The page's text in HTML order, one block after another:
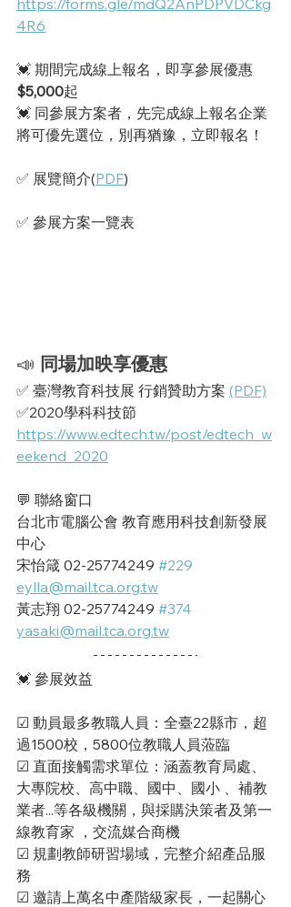
https://forms.gle/mdQ2AnPDPVDCkg
4R6
💓 期間完成線上報名，即享參展優惠
$5,000起
💓 同參展方案者，先完成線上報名企業
將可優先選位，別再猶豫，立即報名！
✅ 展覽簡介(PDF)
✅ 參展方案一覽表
📣 同場加映享優惠
✅ 臺灣教育科技展 行銷贊助方案 (PDF)
✅2020學科科技節
https://www.edtech.tw/post/edtech_w
eekend_2020
💬 聯絡窗口
台北市電腦公會 教育應用科技創新發展
中心
宋怡箴 02-25774249 #229
eylla@mail.tca.org.tw
黃志翔 02-25774249 #374
yasaki@mail.tca.org.tw
💓 參展效益
☑ 動員最多教職人員：全臺22縣市，超
過1500校，5800位教職人員蒞臨
☑ 直面接觸需求單位：涵蓋教育局處、
大專院校、高中職、國中、國小 、補教
業者...等各級機關，與採購決策者及第一
線教育家 ，交流媒合商機
☑ 規劃教師研習場域，完整介紹產品服
務
☑ 邀請上萬名中產階級家長，一起關心